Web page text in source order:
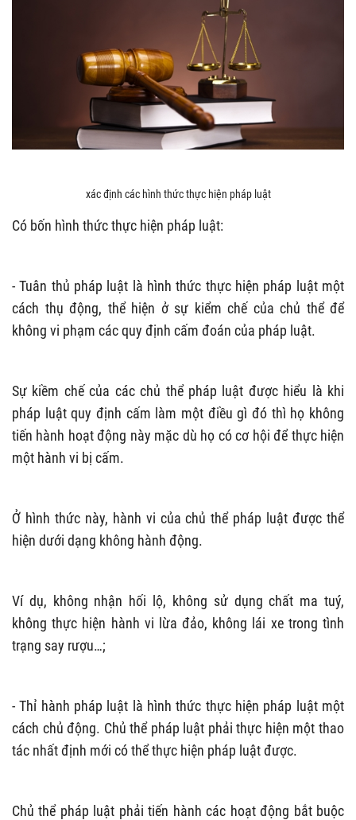
xác định các hình thức thực hiện pháp luật
Có bốn hình thức thực hiện pháp luật:
- Tuân thủ pháp luật là hình thức thực hiện pháp luật một
cách thụ động, thể hiện ở sự kiểm chế của chủ thể để
không vi phạm các quy định cấm đoán của pháp luật.
Sự kiềm chế của các chủ thể pháp luật được hiểu là khi
pháp luật quy định cấm làm một điều gì đó thì họ không
tiến hành hoạt động này mặc dù họ có cơ hội để thực hiện
một hành vi bị cấm.
Ở hình thức này, hành vi của chủ thể pháp luật được thể
hiện dưới dạng không hành động.
Ví dụ, không nhận hối lộ, không sử dụng chất ma tuý,
không thực hiện hành vi lừa đảo, không lái xe trong tình
trạng say rượu…;
- Thỉ hành pháp luật là hình thức thực hiện pháp luật một
cách chủ động. Chủ thể pháp luật phải thực hiện một thao
tác nhất định mới có thể thực hiện pháp luật được.
Chủ thể pháp luật phải tiến hành các hoạt động bắt buộc